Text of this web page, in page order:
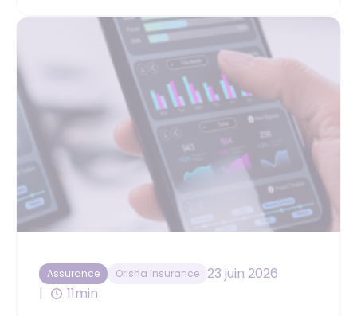
Assurance Orisha Insurance 23 juin 2026
11min